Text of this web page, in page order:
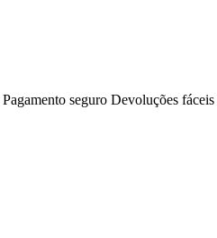
Pagamento seguro Devoluções fáceis